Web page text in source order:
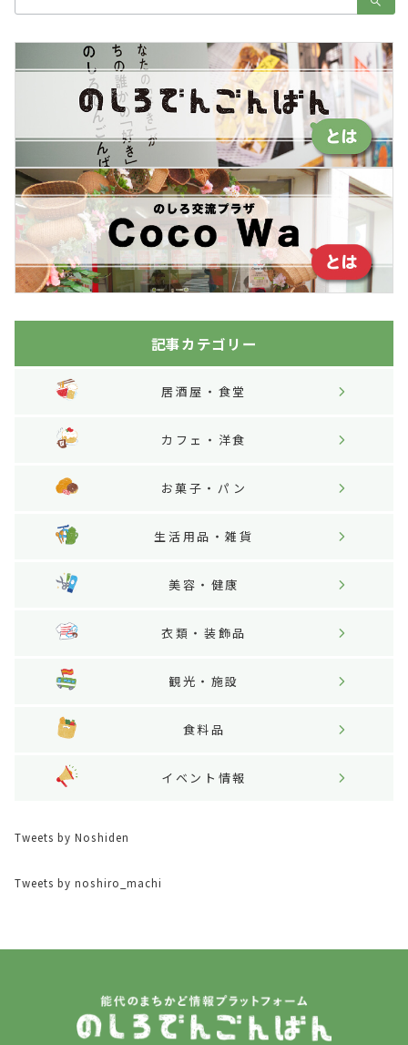
索：
記事カテゴリー
居酒屋・食堂
カフェ・洋食
お菓子・パン
生活用品・雑貨
美容・健康
衣類・装飾品
観光・施設
食料品
イベント情報
Tweets by Noshiden
Tweets by noshiro_machi